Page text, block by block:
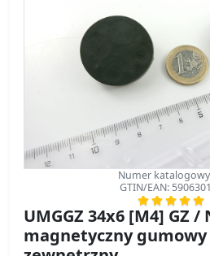
Numer katalogowy
GTIN/EAN:
UMGGZ 34x6 [M4] GZ /
magnetyczny